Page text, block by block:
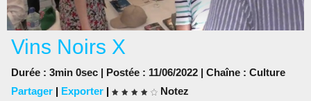
Vins Noirs X
Durée : 3min 0sec | Postée : 11/06/2022 | Chaîne : Culture
Partager | Exporter |
Notez